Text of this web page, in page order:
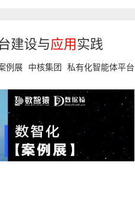
建设与应用 实践
例展 中核集团 私有化智能体平台